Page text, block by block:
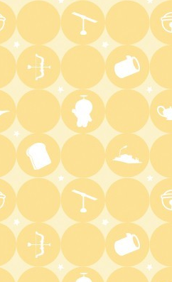
楽園 夏の1時間!ふるさ
きスペシャル
6:56
&芦田愛菜の博士ちゃ
藤沙莉が初参戦!!目利き
バトルSP
8:00
のニュースそうだったの
池上流映像ショーSP